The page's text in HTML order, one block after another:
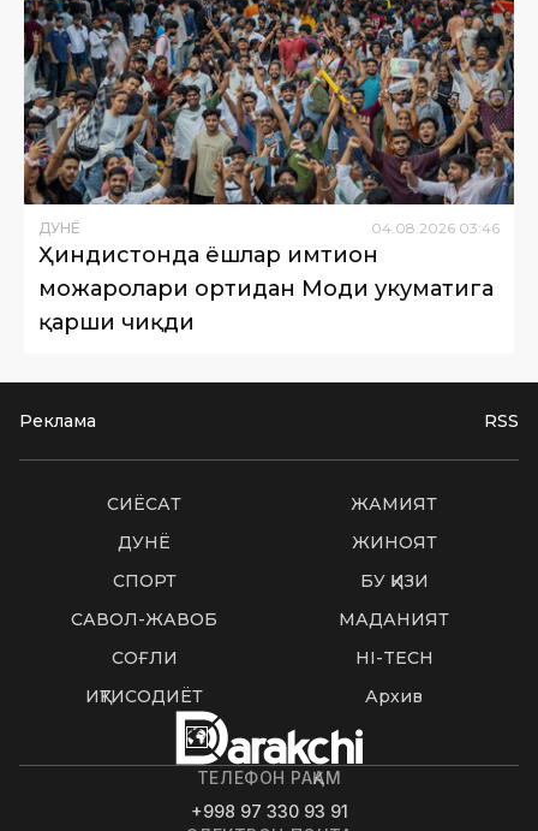
ДУНË 04 08 2026 03:46
Ҳиндистонда ёшлар имтиҳон
можаролари ортидан Моди ҳукуматига
қарши чиқди
Реклама RSS
СИËСАТ
ЖАМИЯТ
ДУНË
ЖИНОЯТ
СПОРТ
БУ ҚИЗИҚ
САВОЛ-ЖАВОБ
МАДАНИЯТ
СОҒЛИҚ
HI-TECH
ИҚТИСОДИЁТ
Архив
ТЕЛЕФОН РАҚАМ
+998 97 330 93 91